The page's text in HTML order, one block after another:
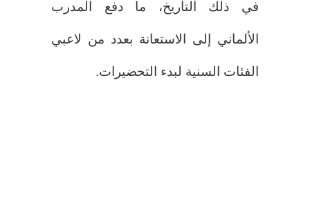
في ذلك التاريخ، ما دفع المدرب
الألماني إلى الاستعانة بعدد من لاعبي
الفئات السنية لبدء التحضيرات.